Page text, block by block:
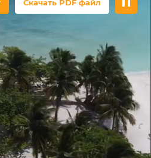
Скачать PDF файл